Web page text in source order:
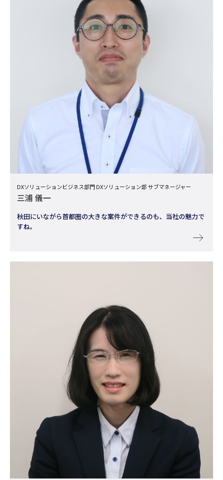
DXソリューションビジネス部門 DXソリューション部 サブマネージャー
三浦 儀一
秋田にいながら首都圏の大きな案件ができるのも、当社の魅力で
すね。